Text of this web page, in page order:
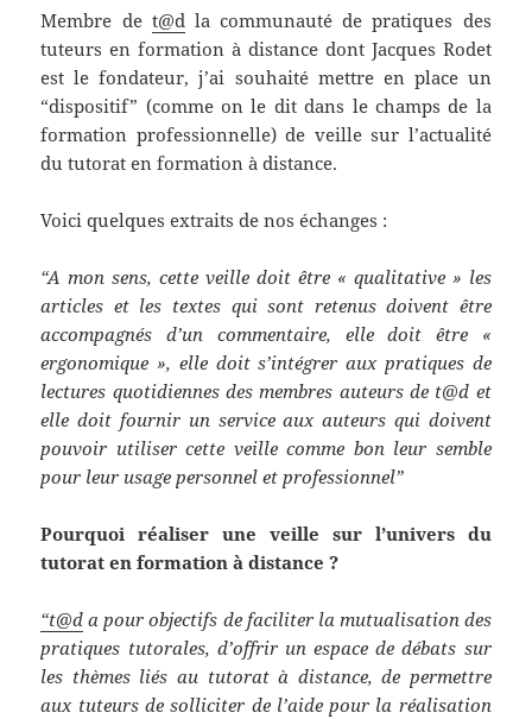
Membre de t@d la communauté de pratiques des
tuteurs en formation à distance dont Jacques Rodet
est le fondateur, j’ai souhaité mettre en place un
“dispositif” (comme on le dit dans le champs de la
formation professionnelle) de veille sur l’actualité
du tutorat en formation à distance.
Voici quelques extraits de nos échanges :
“A mon sens, cette veille doit être « qualitative » les
articles et les textes qui sont retenus doivent être
accompagnés d’un commentaire, elle doit être «
ergonomique », elle doit s’intégrer aux pratiques de
lectures quotidiennes des membres auteurs de t@d et
elle doit fournir un service aux auteurs qui doivent
pouvoir utiliser cette veille comme bon leur semble
pour leur usage personnel et professionnel”
Pourquoi réaliser une veille sur l’univers du
tutorat en formation à distance ?
“t@d a pour objectifs de faciliter la mutualisation des
pratiques tutorales, d’offrir un espace de débats sur
les thèmes liés au tutorat à distance, de permettre
aux tuteurs de solliciter de l’aide pour la réalisation